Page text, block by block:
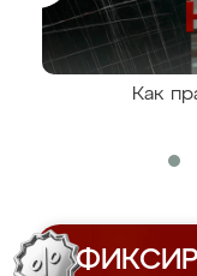
Как